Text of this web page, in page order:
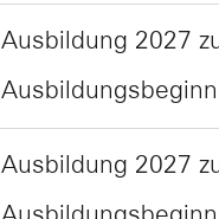
Ausbildung 2027
Ausbildung 2027